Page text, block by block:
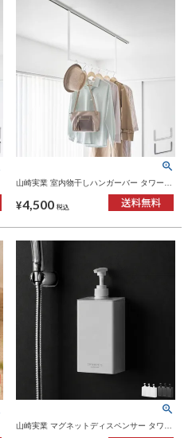
山崎実業 室内物干しハンガーバー タワー
W90 ダクトレール用 tower | バスグッズ・
タワーシリーズ
¥4,500 税込
山崎実業 マグネットディスペンサー タワー